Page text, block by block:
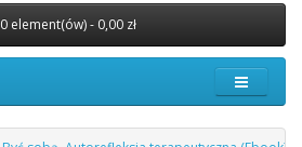
0 element(ów) - 0,00 zł